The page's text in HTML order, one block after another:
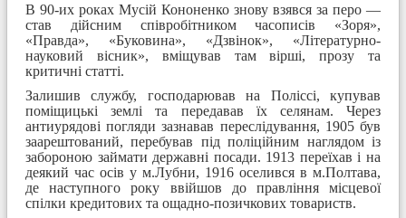
В 90-их роках Мусій Кононенко знову взявся за перо —
став дійсним співробітником часописів «Зоря»,
«Правда», «Буковина», «Дзвінок», «Літературно-
науковий вісник», вміщував там вірші, прозу та
критичні статті.
Залишив службу, господарював на Поліссі, купував
поміщицькі землі та передавав їх селянам. Через
антиурядові погляди зазнавав переслідування, 1905 був
заарештований, перебував під поліційним наглядом із
забороною займати державні посади. 1913 переїхав і на
деякий час осів у м.Лубни, 1916 оселився в м.Полтава,
де наступного року ввійшов до правління місцевої
спілки кредитових та ощадно-позичкових товариств.